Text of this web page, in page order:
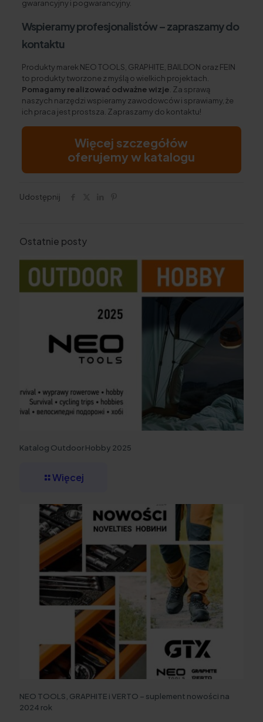
gwarancyjny i pogwarancyjny.
Wspieramy profesjonalistów – zapraszamy do
kontaktu
Produkty marek NEO TOOLS, GRAPHITE, BAILDON oraz FEIN
to produkty tworzone z myślą o wielkich projektach.
Pomagamy realizować odważne wizje . Za sprawą
naszych narzędzi wspieramy zawodowców i sprawiamy, że
ich praca jest prostsza. Zapraszamy do kontaktu!
Więcej szczegółów
oferujemy w katalogu
Udostępnij
Ostatnie posty
Katalog Outdoor Hobby 2025
Więcej
NEO TOOLS, GRAPHITE i VERTO – suplement nowości na
2024 rok